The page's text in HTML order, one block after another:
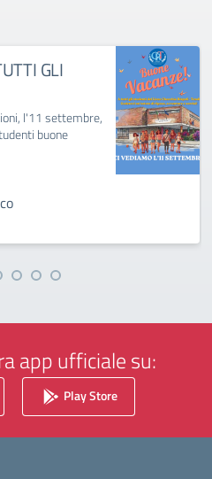
GLI
l'11 settembre,
buone
app ufficiale su:
Play Store